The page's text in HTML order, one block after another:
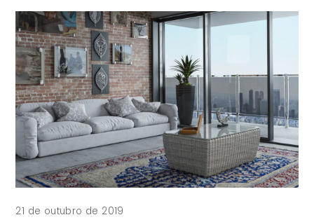
21 de outubro de 2019